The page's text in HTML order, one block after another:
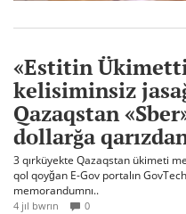
«Estitin
kelisiminsiz
Qazaqstan
dollarğa
3 qırküyekte Qazaqstan ükimeti
qol qoyğan E-Gov portalın
memorandumnı..
4 jıl bwrın 0